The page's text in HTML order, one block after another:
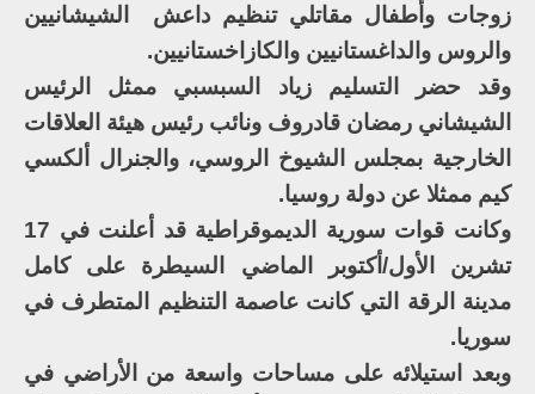
زوجات وأطفال مقاتلي تنظيم داعش الشيشانيين
والروس والداغستانيين والكازاخستانيين.
وقد حضر التسليم زياد السبسبي ممثل الرئيس
الشيشاني رمضان قادروف ونائب رئيس هيئة العلاقات
الخارجية بمجلس الشيوخ الروسي، والجنرال ألكسي
كيم ممثلا عن دولة روسيا.
وكانت قوات سورية الديموقراطية قد أعلنت في 17
تشرين الأول/أكتوبر الماضي السيطرة على كامل
مدينة الرقة التي كانت عاصمة التنظيم المتطرف في
سوريا.
وبعد استيلائه على مساحات واسعة من الأراضي في